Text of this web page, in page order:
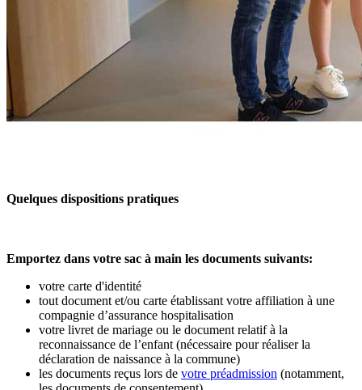
Quelques dispositions pratiques
Emportez dans votre sac à main les documents suivants:
votre carte d'identité
tout document et/ou carte établissant votre affiliation à une
compagnie d’assurance hospitalisation
votre livret de mariage ou le document relatif à la
reconnaissance de l’enfant (nécessaire pour réaliser la
déclaration de naissance à la commune)
les documents reçus lors de votre préadmission (notamment,